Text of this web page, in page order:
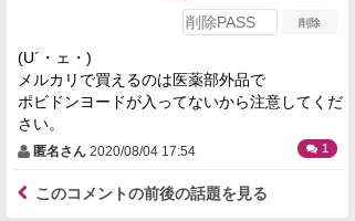
(U´・ェ・)
メルカリで買えるのは医薬部外品で
ポビドンヨードが入ってないから注意してくだ
さい。
匿名さん 2020/08/04 17:54 1
このコメントの前後の話題を見る